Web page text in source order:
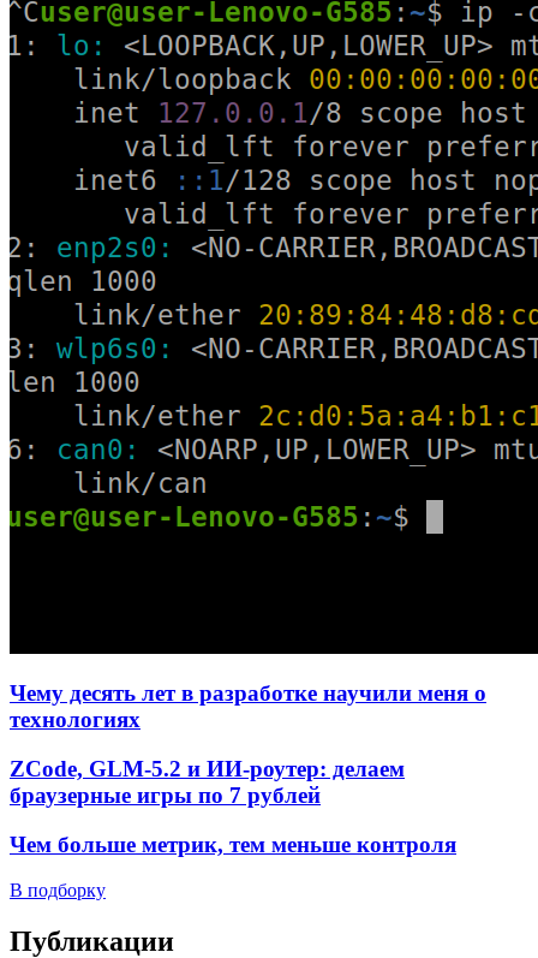
Чему десять лет в разработке научили меня о
технологиях
ZCode, GLM-5.2 и ИИ-роутер: делаем
браузерные игры по 7 рублей
Чем больше метрик, тем меньше контроля
В подборку
Публикации